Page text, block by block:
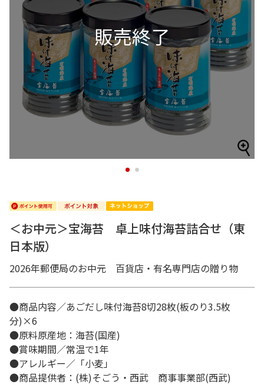
1 2
＜お中元＞宝海苔 卓上味付海苔詰合せ（東
日本版）
2026年郵便局のお中元 百貨店・有名専門店の贈り物
●商品内容／あごだし味付海苔8切28枚(板のり3.5枚
分)×6
●原料原産地：海苔(国産)
●賞味期間／常温で1年
●アレルギー／「小麦」
●商品提供者：(株)そごう・西武 商事事業部(西武)